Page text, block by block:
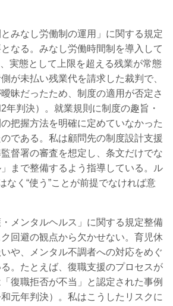
みなし労働制の運用」に関する規定
なる。みなし労働時間制を導入して
実態として上限を超える残業が常態
が未払い残業代を請求した裁判で、
昧だったため、制度の適用が否定さ
年判決）。就業規則に制度の趣旨・
把握方法を明確に定めていなかった
である。私は顧問先の制度設計支援
督署の審査を想定し、条文だけでな
まで整備するよう指導している。ル
なく“使う”ことが前提でなければ意
メンタルヘルス」に関する規定整備
回避の観点から欠かせない。育児休
や、メンタル不調者への対応をめぐ
。たとえば、復職支援のプロセスが
復職拒否が不当」と認定された事例
元年判決）。私はこうしたリスクに